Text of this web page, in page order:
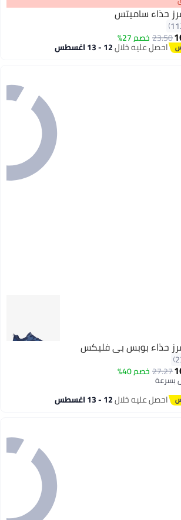
حذاء ساميتس
23.50 خصم 27%
احصل عليه خلال12 - 13 اغسطس
حذاء بوبس بي فليكس
27.27 خصم 40%
بسرعة
بسرعة
احصل عليه خلال12 - 13 اغسطس